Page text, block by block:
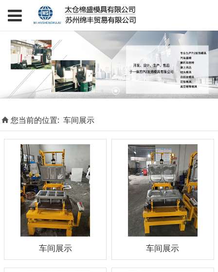
您当前的位置: 车间展示
车间展示 车间展示